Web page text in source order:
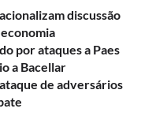
discussão
por ataques a Paes
a Bacellar
de adversários